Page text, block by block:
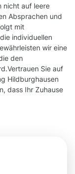
nicht auf leere
Absprachen und
mit
individuellen
wir eine
den
Sie auf
Hildburghausen
dass Ihr Zuhause